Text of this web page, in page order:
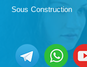
Sous Construction